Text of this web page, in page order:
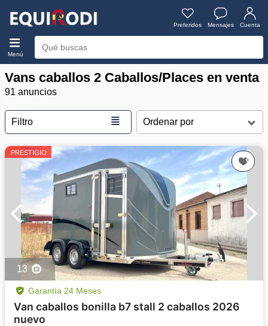
Preferidos Mensajes Cuenta
Menú
Vans caballos 2 Caballos/Places en venta
91 anuncios
Filtro ≣
PRESTIGIO
13
Garantía 24 Meses
Van caballos bonilla b7 stall 2 caballos 2026
nuevo